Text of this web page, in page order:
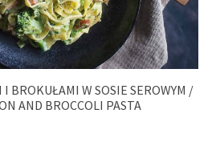
BROKUŁAMI W SOSIE SEROWYM /
AND BROCCOLI PASTA